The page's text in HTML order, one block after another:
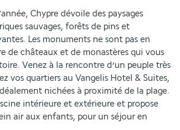
Chypre dévoile des paysages
sauvages, forêts de pins et
Les monuments ne sont pas en
de châteaux et de monastères qui vous
Venez à la rencontre d’un peuple très
vos quartiers au Vangelis Hotel & Suites,
nichées à proximité de la plage.
intérieure et extérieure et propose
air aux enfants, pour un séjour en